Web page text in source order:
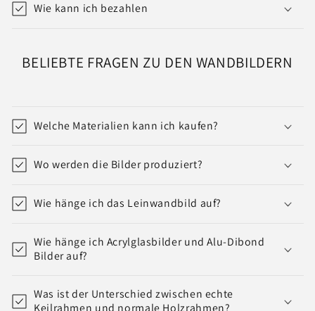
Wie kann ich bezahlen
BELIEBTE FRAGEN ZU DEN WANDBILDERN
Welche Materialien kann ich kaufen?
Wo werden die Bilder produziert?
Wie hänge ich das Leinwandbild auf?
Wie hänge ich Acrylglasbilder und Alu-Dibond
Bilder auf?
Was ist der Unterschied zwischen echte
Keilrahmen und normale Holzrahmen?